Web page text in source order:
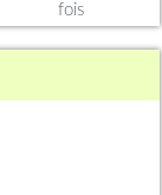
fois